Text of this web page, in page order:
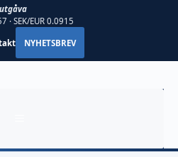
· SEK/EUR 0.0915
NYHETSBREV